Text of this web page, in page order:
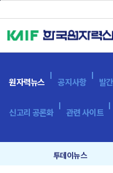
원자력뉴스 공지사항 발
신고리 공론화 관련 사이트
투데이뉴스